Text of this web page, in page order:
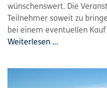
wünschenswert. Die
Teilnehmer soweit zu
bei einem eventuellen
Weiterlesen …